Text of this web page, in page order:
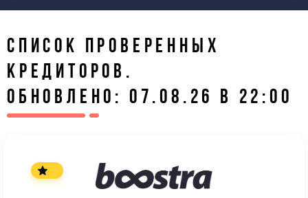
СПИСОК ПРОВЕРЕННЫХ
КРЕДИТОРОВ.
ОБНОВЛЕНО: 07.08.26 В 22:00